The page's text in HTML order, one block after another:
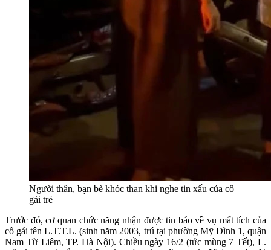
Người thân, bạn bè khóc than khi nghe tin xấu của cô
gái trẻ
Trước đó, cơ quan chức năng nhận được tin báo về vụ mất tích của
cô gái tên L.T.T.L. (sinh năm 2003, trú tại phường Mỹ Đình 1, quận
Nam Từ Liêm, TP. Hà Nội). Chiều ngày 16/2 (tức mùng 7 Tết), L.